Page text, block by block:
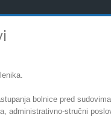
bolnice pred
administrativno-stručni